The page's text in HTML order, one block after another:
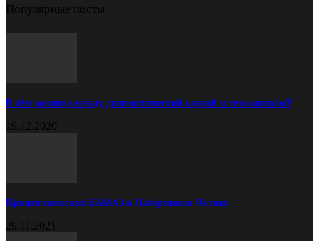
Популярные посты
В чём разница между диагностической картой и техосмотром?
19.12.2020
Прицеп самосвал КАМАЗ в Набережных Челнах
29.11.2021